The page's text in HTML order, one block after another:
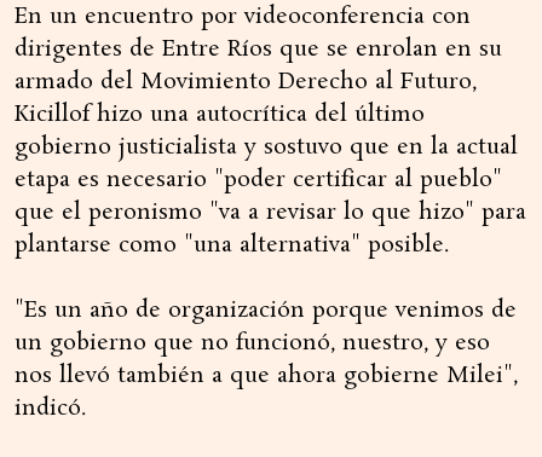
En un encuentro por videoconferencia con
dirigentes de Entre Ríos que se enrolan en su
armado del Movimiento Derecho al Futuro,
Kicillof hizo una autocrítica del último
gobierno justicialista y sostuvo que en la actual
etapa es necesario "poder certificar al pueblo"
que el peronismo "va a revisar lo que hizo" para
plantarse como "una alternativa" posible.
"Es un año de organización porque venimos de
un gobierno que no funcionó, nuestro, y eso
nos llevó también a que ahora gobierne Milei",
indicó.